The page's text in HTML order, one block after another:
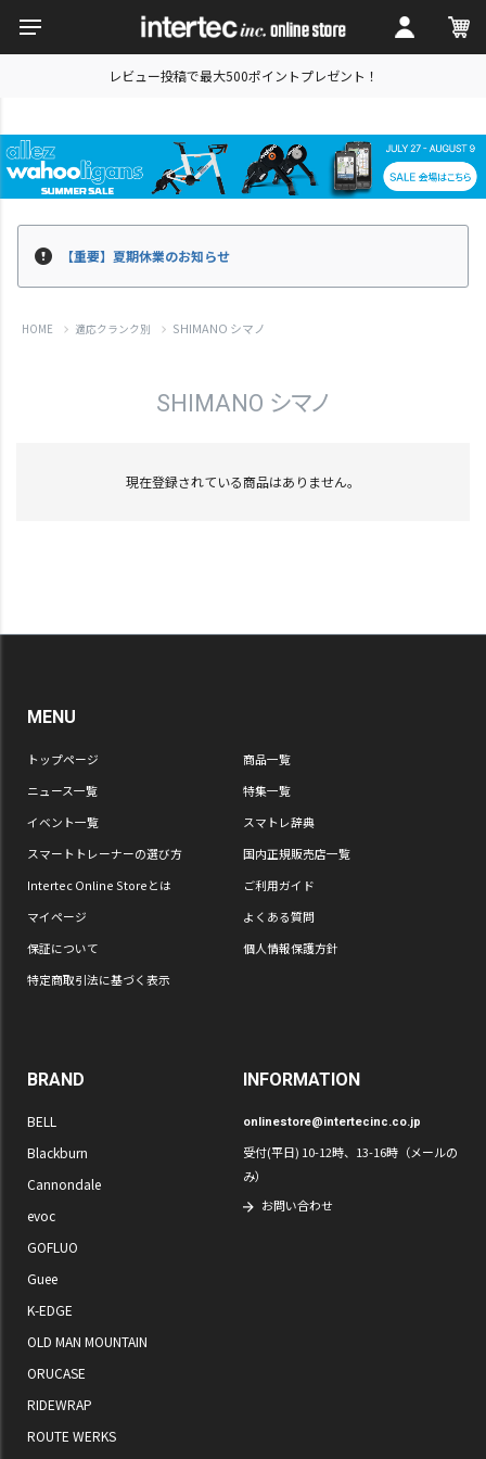
レビュー投稿で最大500ポイントプレゼント！
【重要】夏期休業のお知らせ
HOME 適応クランク別 SHIMANO シマノ
SHIMANO シマノ
現在登録されている商品はありません。
MENU
トップページ
商品一覧
ニュース一覧
特集一覧
イベント一覧
スマトレ辞典
スマートトレーナーの選び方
国内正規販売店一覧
Intertec Online Storeとは
ご利用ガイド
マイページ
よくある質問
保証について
個人情報保護方針
特定商取引法に基づく表示
BRAND
BELL
Blackburn
Cannondale
evoc
GOFLUO
Guee
K-EDGE
OLD MAN MOUNTAIN
ORUCASE
RIDEWRAP
ROUTE WERKS
INFORMATION
onlinestore@intertecinc.co.jp
受付(平日) 10-12時、13-16時（メールの
み）
お問い合わせ